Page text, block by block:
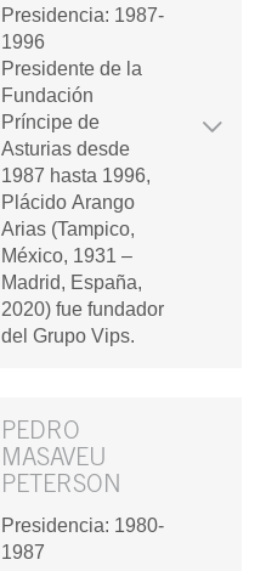
Presidencia: 1987-
1996
Presidente de la
Fundación
Príncipe de
Asturias desde
1987 hasta 1996,
Plácido Arango
Arias (Tampico,
México, 1931 –
Madrid, España,
2020) fue fundador
del Grupo Vips.
PEDRO
MASAVEU
PETERSON
Presidencia: 1980-
1987